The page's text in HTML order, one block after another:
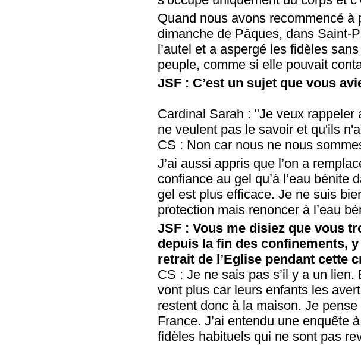
Quand nous avons recommencé
dimanche de Pâques, dans Saint-
l’autel et a aspergé les fidèles
peuple, comme si elle pouvait
JSF : C’est un sujet que vous
Cardinal Sarah : "Je veux
ne veulent pas le savoir et qu'ils
CS : Non car nous ne nous
J’ai aussi appris que l’on a
confiance au gel qu’à l’eau bénite
gel est plus efficace. Je ne suis
protection mais renoncer à l’eau
JSF : Vous me disiez que vous
depuis la fin des confinements,
retrait de l’Eglise pendant cette
CS : Je ne sais pas s’il y a un
vont plus car leurs enfants les
restent donc à la maison. Je
France. J’ai entendu une enquête
fidèles habituels qui ne sont pas